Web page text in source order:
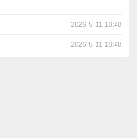
-
2026-5-11 18:48
2026-5-11 18:48